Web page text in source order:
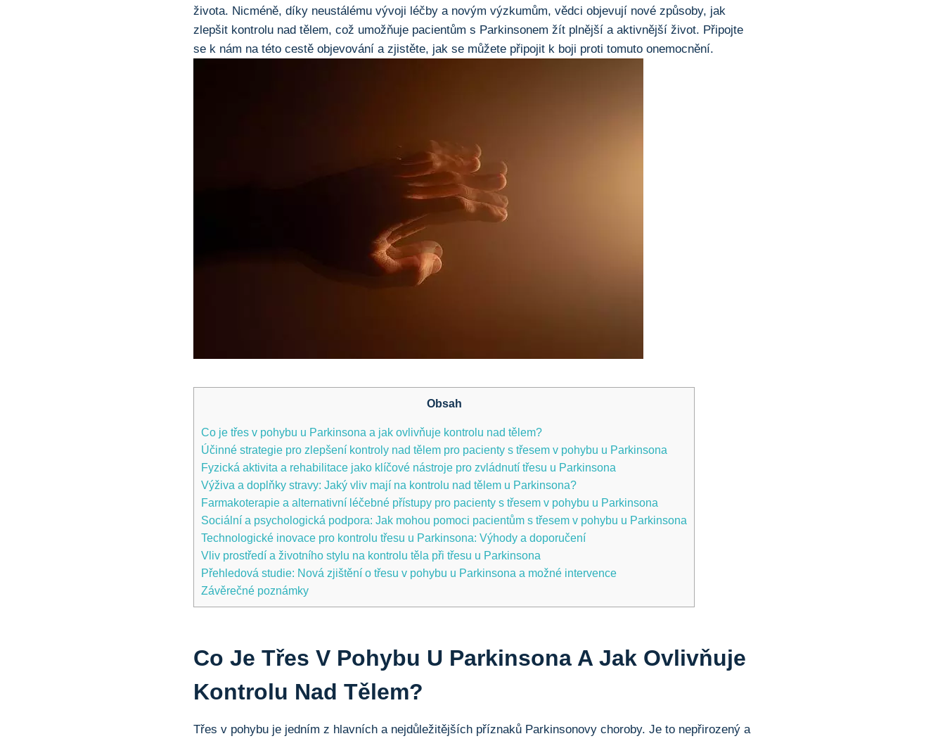
života. Nicméně, díky neustálému vývoji léčby ⁤a novým výzkumům, vědci objevují​ nové způsoby,⁢ jak
zlepšit kontrolu nad ‍tělem, ⁣což umožňuje pacientům s Parkinsonem žít plnější a ⁤aktivnější život. ‌Připojte
se k nám na této cestě objevování a zjistěte, jak‍ se můžete připojit ⁢k​ boji proti tomuto onemocnění.
Obsah
Co je⁢ třes v pohybu u⁤ Parkinsona a jak ‌ovlivňuje kontrolu nad⁢ tělem?
Účinné strategie pro zlepšení kontroly nad tělem ​pro pacienty s třesem v pohybu u Parkinsona
Fyzická ​aktivita a rehabilitace jako klíčové nástroje pro⁣ zvládnutí třesu u Parkinsona
Výživa a doplňky ⁣stravy: Jaký vliv mají ​na kontrolu nad tělem u ⁢Parkinsona?
Farmakoterapie a alternativní léčebné přístupy‌ pro⁤ pacienty s třesem v pohybu‍ u Parkinsona
Sociální a psychologická podpora: Jak mohou pomoci pacientům ‍s třesem v⁤ pohybu u‍ Parkinsona
Technologické inovace pro kontrolu třesu u Parkinsona:⁣ Výhody a doporučení
Vliv prostředí a životního ⁢stylu na kontrolu těla při‌ třesu ⁢u Parkinsona
Přehledová studie:‌ Nová zjištění‌ o třesu v pohybu u Parkinsona ​a možné​ intervence
Závěrečné poznámky
Co Je⁢ Třes V Pohybu U⁤ Parkinsona A Jak ‌ovlivňuje
Kontrolu Nad⁢ Tělem?
Třes v pohybu je ​jedním z hlavních‍ a nejdůležitějších příznaků ⁤Parkinsonovy choroby. Je to ⁣nepřirozený ‌a